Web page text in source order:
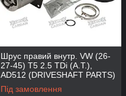
Шрус правий внутр. VW (26-
27-45) T5 2.5 TDi (A.T.),
AD512 (DRIVESHAFT PARTS)
Під замовлення